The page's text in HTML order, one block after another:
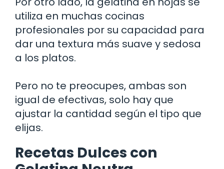
utiliza en muchas cocinas
profesionales por su capacidad para
dar una textura más suave y sedosa
a los platos.
Pero no te preocupes, ambas son
igual de efectivas, solo hay que
ajustar la cantidad según el tipo que
elijas.
Recetas Dulces con